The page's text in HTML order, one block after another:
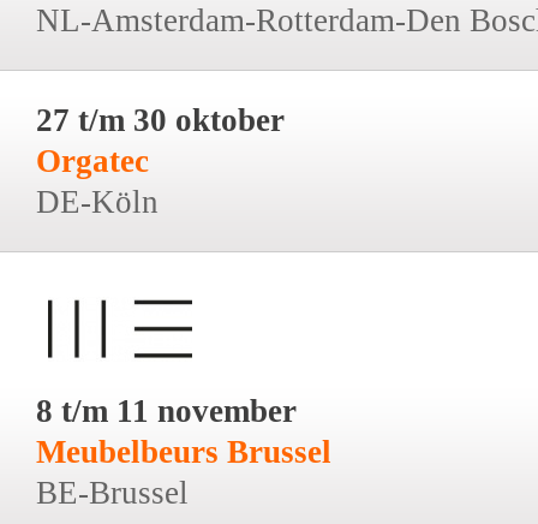
NL-Amsterdam-Rotterdam-Den
27 t/m 30 oktober
Orgatec
DE-Köln
8 t/m 11 november
Meubelbeurs Brussel
BE-Brussel